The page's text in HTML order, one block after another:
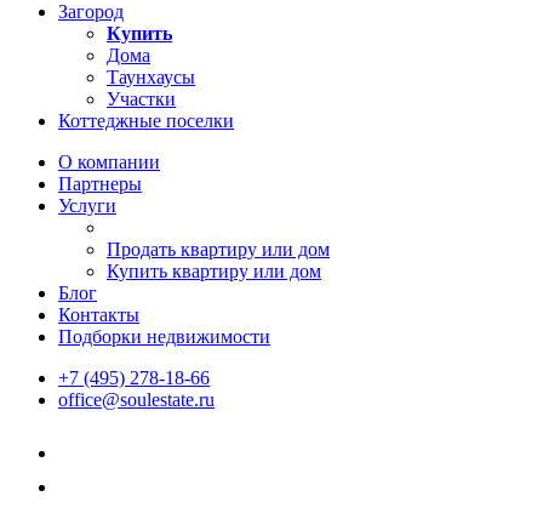
Загород
Купить
Дома
Таунхаусы
Участки
Коттеджные поселки
О компании
Партнеры
Услуги
Продать квартиру или дом
Купить квартиру или дом
Блог
Контакты
Подборки недвижимости
+7 (495) 278-18-66
office@soulestate.ru